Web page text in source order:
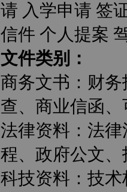
请 入学申请 签
信件 个人提案
文件类别：
商务文书：财
查、商业信函
法律资料：法
程、政府公文
科技资料：技